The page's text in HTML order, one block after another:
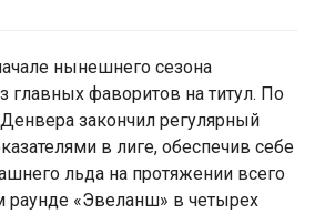
нынешнего сезона
главных фаворитов на титул. По
закончил регулярный
в лиге, обеспечив себе
льда на протяжении всего
«Эвеланш» в четырех